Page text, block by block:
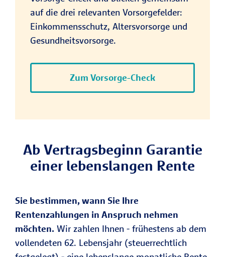
Anlagestrategie Ihrer Rürup-Rente
wechseln und/oder eine Zuzahlung
beauftragen. Das geht digital über Ihren
demÄnderungsauftrag.
auf die drei relevanten Vorsorgefelder:
Einkommensschutz, Altersvorsorge und
Gesundheitsvorsorge.
Zum Vorsorge-Check
Ab Vertragsbeginn Garantie
einer lebenslangen Rente
Sie bestimmen, wann Sie Ihre
Rentenzahlungen in Anspruch nehmen
möchten. Wir zahlen Ihnen - frühestens ab dem
vollendeten 62. Lebensjahr (steuerrechtlich